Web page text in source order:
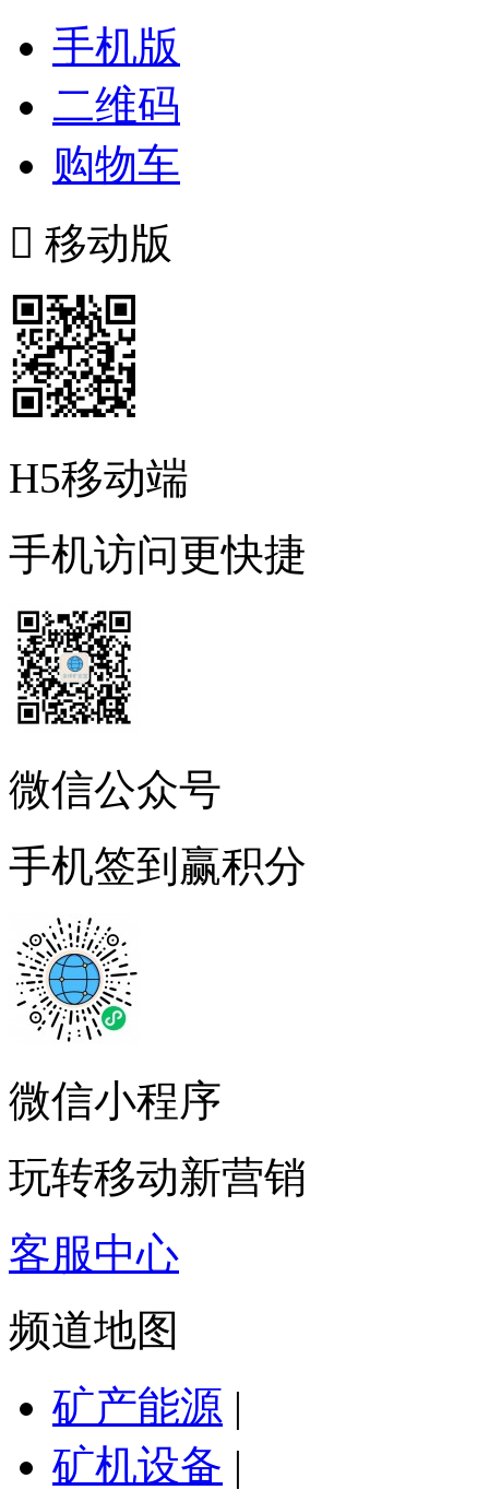
手机版
二维码
购物车
 移动版
H5移动端
手机访问更快捷
微信公众号
手机签到赢积分
微信小程序
玩转移动新营销
客服中心
频道地图
矿产能源 |
矿机设备 |